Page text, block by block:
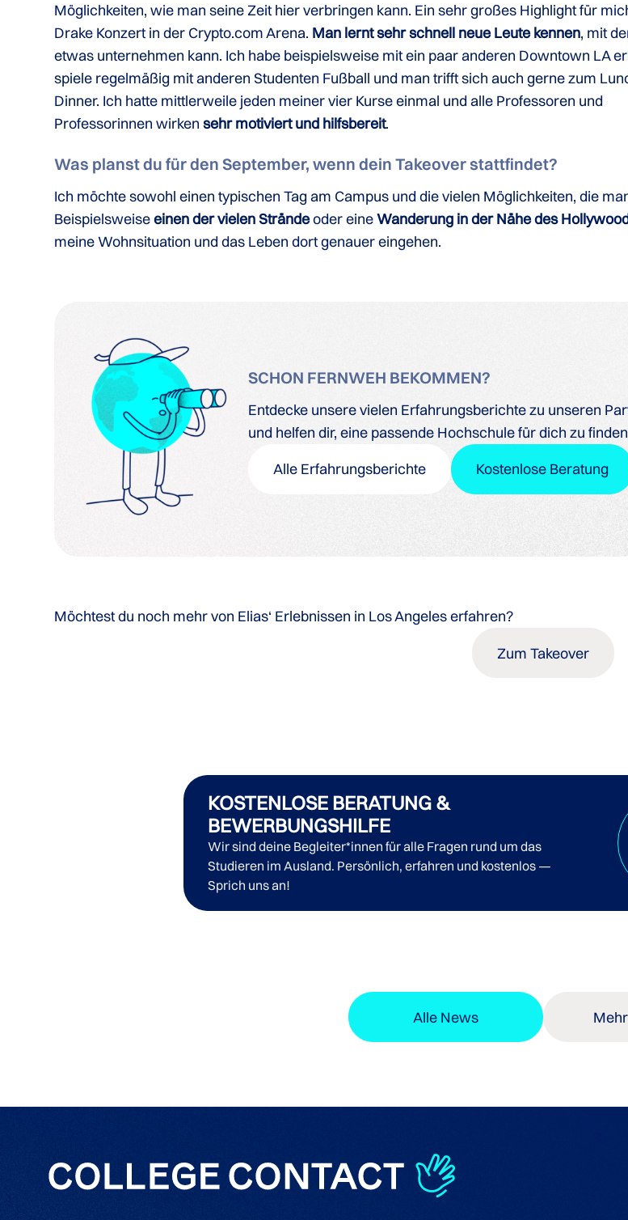
Möglichkeiten, wie man seine Zeit hier verbringen kann. Ein sehr großes Highlight für
Drake Konzert in der Crypto.com Arena. Man lernt sehr schnell neue Leute kennen, mit
etwas unternehmen kann. Ich habe beispielsweise mit ein paar anderen Downtown LA
spiele regelmäßig mit anderen Studenten Fußball und man trifft sich auch gerne zum
Dinner. Ich hatte mittlerweile jeden meiner vier Kurse einmal und alle Professoren und
Professorinnen wirkensehr motiviert und hilfsbereit.
Was planst du für den September, wenn dein Takeover stattfindet?
Ich möchte sowohl einen typischen Tag am Campus und die vielen Möglichkeiten, die
Beispielsweiseeinen der vielen Strändeoder eineWanderung in der Nähe des
meine Wohnsituation und das Leben dort genauer eingehen.
SCHON FERNWEH BEKOMMEN?
Entdecke unsere vielen Erfahrungsberichte zu unseren
und helfen dir, eine passende Hochschule für dich zu
Alle Erfahrungsberichte
Kostenlose Beratung
Möchtest du noch mehr von Elias‘ Erlebnissen in Los Angeles erfahren?
Zum Takeover
KOSTENLOSE BERATUNG &
BEWERBUNGSHILFE
Wir sind deine Begleiter*innen für alle Fragen rund um das
Studieren im Ausland. Persönlich, erfahren und kostenlos —
Sprich uns an!
Alle News